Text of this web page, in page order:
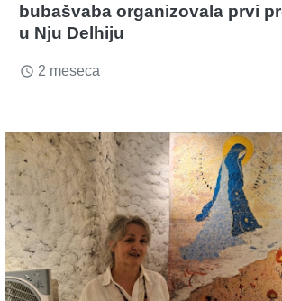
bubašvaba organizovala prvi
u Nju Delhiju
access_time 2 meseca